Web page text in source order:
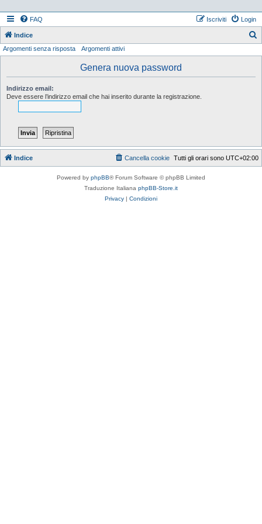
FAQ Login
Iscriviti
Indice
Argomenti senza risposta Argomenti attivi
Genera nuova password
Indirizzo email:
Deve essere l’indirizzo email che hai inserito durante la registrazione.
Indice Tutti gli orari sono UTC+02:00
Cancella cookie
Powered by phpBB® Forum Software © phpBB Limited
Traduzione Italiana phpBB-Store.it
Privacy | Condizioni